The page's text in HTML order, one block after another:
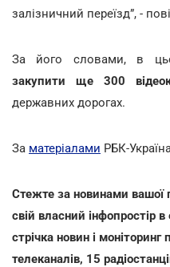
залізничний переїзд”, -
За його словами, в
закупити ще 300
державних дорогах.
За матеріалами РБК-
Стежте за новинами вашої
свій власний інфопростір
стрічка новин і
телеканалів, 15